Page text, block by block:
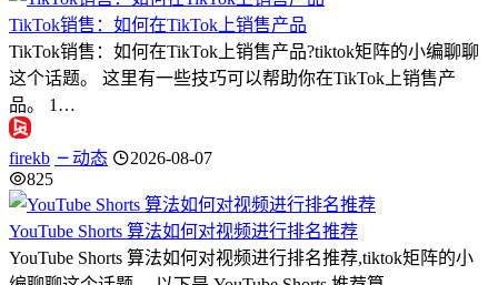
TikTok销售：如何在TikTok上销售产品
TikTok销售：如何在TikTok上销售产品?tiktok矩阵的小编聊聊
这个话题。 这里有一些技巧可以帮助你在TikTok上销售产
品。 1…
firekb 动态
2026-08-07
825
YouTube Shorts 算法如何对视频进行排名推荐
YouTube Shorts 算法如何对视频进行排名推荐,tiktok矩阵的小